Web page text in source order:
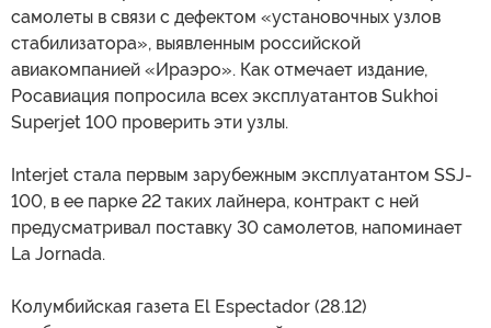
самолеты в связи с дефектом «установочных узлов
стабилизатора», выявленным российской
авиакомпанией «Ираэро». Как отмечает издание,
Росавиация попросила всех эксплуатантов Sukhoi
Superjet 100 проверить эти узлы.
Interjet стала первым зарубежным эксплуатантом SSJ-
100, в ее парке 22 таких лайнера, контракт с ней
предусматривал поставку 30 самолетов, напоминает
La Jornada.
Колумбийская газета El Espectador (28.12)